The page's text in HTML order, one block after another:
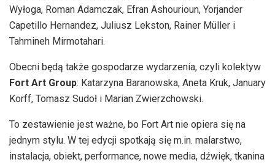
Wyłoga, Roman Adamczak, Efran Ashourioun, Yorjander
Capetillo Hernandez, Juliusz Lekston, Rainer Müller i
Tahmineh Mirmotahari.
Obecni będą także gospodarze wydarzenia, czyli kolektyw
Fort Art Group: Katarzyna Baranowska, Aneta Kruk, January
Korff, Tomasz Sudoł i Marian Zwierzchowski.
To zestawienie jest ważne, bo Fort Art nie opiera się na
jednym stylu. W tej edycji spotkają się m.in. malarstwo,
instalacja, obiekt, performance, nowe media, dźwięk, tkanina